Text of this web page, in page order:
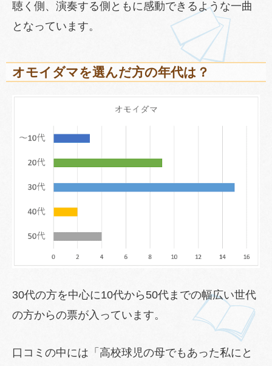
聴く側、演奏する側ともに感動できるような一曲
となっています。
オモイダマを選んだ方の年代は？
30代の方を中心に10代から50代までの幅広い世代
の方からの票が入っています。
口コミの中には「高校球児の母でもあった私にと